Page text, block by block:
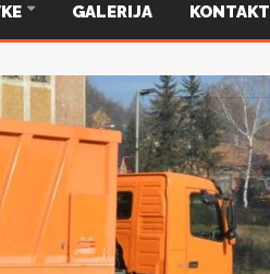
GALERIJA KONTAKT